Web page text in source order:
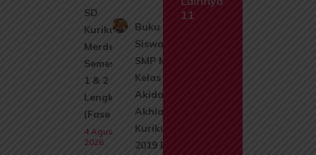
SD
Kurikulum
Merdeka
Semester
1 & 2
Lengkap
(Fase A)
4 Agustus
2026
Buku
Siswa
SMP Mts
Kelas 8
Akidah
Akhlak
Kurikulum
2019 Edisi
11